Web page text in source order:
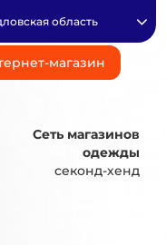
магазин
область
Сеть магазинов
одежды
секонд-хенд